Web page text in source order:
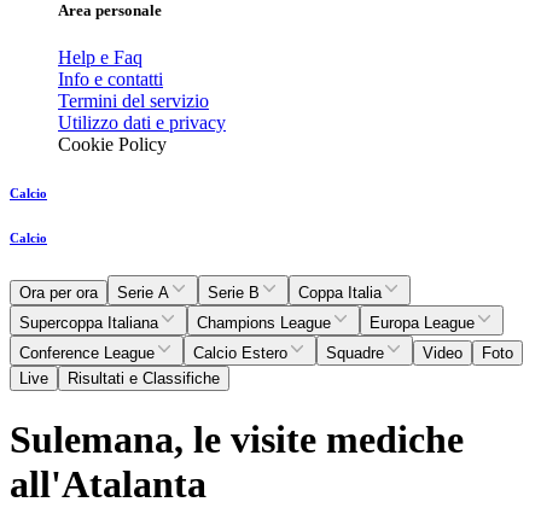
Area personale
Help e Faq
Info e contatti
Termini del servizio
Utilizzo dati e privacy
Cookie Policy
Calcio
Calcio
Ora per ora Serie A Serie B
Coppa Italia
Supercoppa Italiana
Champions League
Europa League
Conference League
Calcio Estero Squadre Video
Foto
Live
Risultati e Classifiche
Sulemana, le visite mediche
all'Atalanta